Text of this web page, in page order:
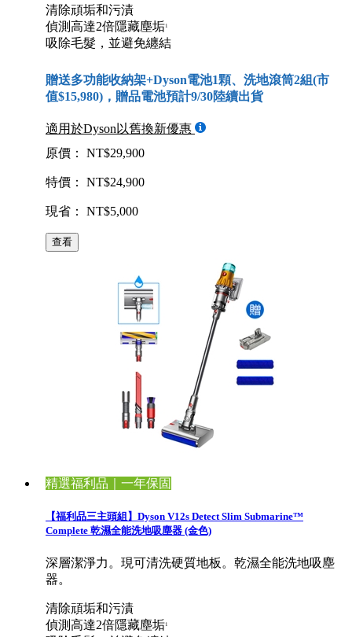
清除頑垢和污漬
偵測高達2倍隱藏塵垢1
吸除毛髮，並避免纏結
贈送多功能收納架+Dyson電池1顆、洗地滾筒2組(市
值$15,980)，贈品電池預計9/30陸續出貨
適用於Dyson以舊換新優惠
原價： NT$29,900
特價： NT$24,900
現省： NT$5,000
查看
精選福利品｜一年保固
【福利品三主頭組】Dyson V12s Detect Slim Submarine™
Complete 乾濕全能洗地吸塵器 (金色)
深層潔淨力。現可清洗硬質地板。乾濕全能洗地吸塵
器。
清除頑垢和污漬
偵測高達2倍隱藏塵垢1